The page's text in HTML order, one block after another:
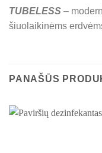
TUBELESS –
šiuolaikinėms
PANAŠŪS